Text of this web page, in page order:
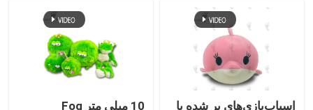
اسباب‌بازی‌های پر شده با
10 میلی متر Fog